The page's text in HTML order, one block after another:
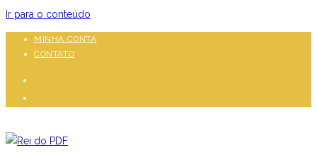
Ir para o conteúdo
MINHA CONTA
CONTATO